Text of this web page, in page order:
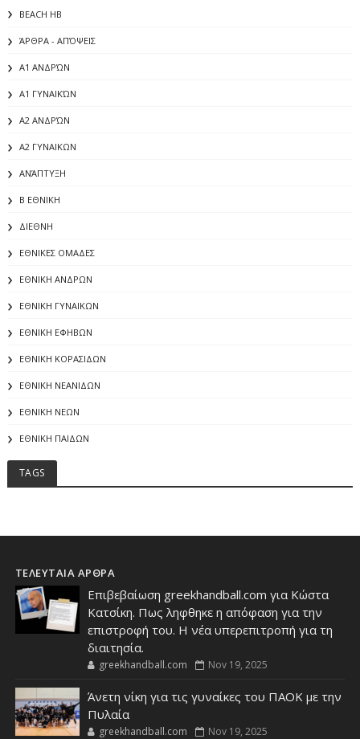
BEACH HB
ΆΡΘΡΑ - ΑΠΌΨΕΙΣ
Α1 ΑΝΔΡΏΝ
Α1 ΓΥΝΑΙΚΏΝ
Α2 ΑΝΔΡΏΝ
Α2 ΓΥΝΑΙΚΩΝ
ΑΝΆΠΤΥΞΗ
Β ΕΘΝΙΚΗ
ΔΙΕΘΝΗ
ΕΘΝΙΚΕΣ ΟΜΑΔΕΣ
ΕΘΝΙΚΗ ΑΝΔΡΩΝ
ΕΘΝΙΚΗ ΓΥΝΑΙΚΩΝ
ΕΘΝΙΚΗ ΕΦΗΒΩΝ
ΕΘΝΙΚΗ ΚΟΡΑΣΙΔΩΝ
ΕΘΝΙΚΗ ΝΕΑΝΙΔΩΝ
ΕΘΝΙΚΗ ΝΕΩΝ
ΕΘΝΙΚΗ ΠΑΙΔΩΝ
TAGS
ΤΕΛΕΥΤΑΙΑ ΑΡΘΡΑ
Επιβεβαίωση greekhandball.com για Κώστα
Κατσίκη. Πως ληφθηκε η απόφαση για την
επιστροφή του. Η νέα υπερεπιτροπή για τη
διαιτησία.
greekhandball.com Nov 19, 2025
Άνετη νίκη για τις γυναίκες του ΠΑΟΚ με την
Πυλαία
greekhandball.com Nov 19, 2025